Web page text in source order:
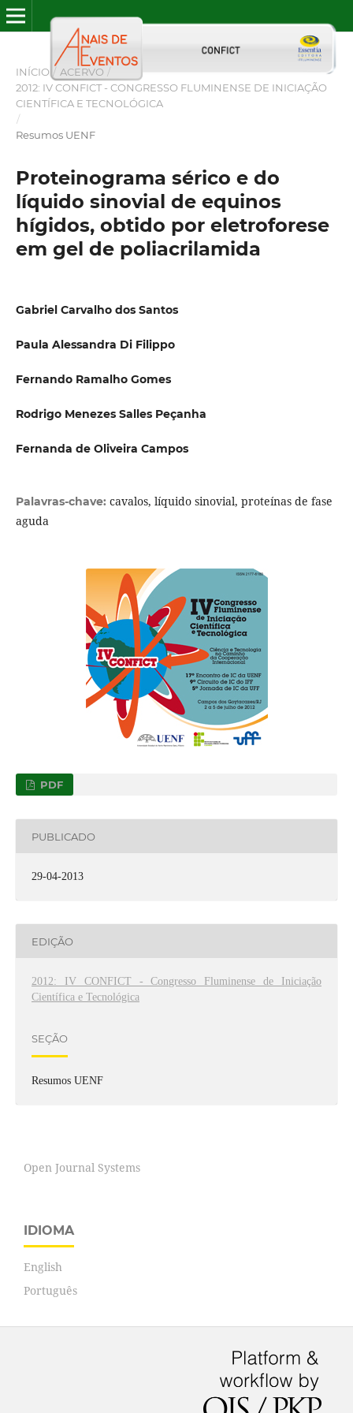
INÍCIO / ACERVO /
2012: IV CONFICT - CONGRESSO FLUMINENSE DE INICIAÇÃO
CIENTÍFICA E TECNOLÓGICA
/
Resumos UENF
Proteinograma sérico e do
líquido sinovial de equinos
hígidos, obtido por eletroforese
em gel de poliacrilamida
Gabriel Carvalho dos Santos
Paula Alessandra Di Filippo
Fernando Ramalho Gomes
Rodrigo Menezes Salles Peçanha
Fernanda de Oliveira Campos
Palavras-chave: cavalos, líquido sinovial, proteínas de fase
aguda
PDF
PUBLICADO
29-04-2013
EDIÇÃO
2012: IV CONFICT - Congresso Fluminense de Iniciação
Científica e Tecnológica
SEÇÃO
Resumos UENF
Open Journal Systems
IDIOMA
English
Português